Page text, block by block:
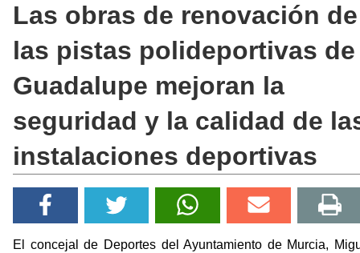
Las obras de renovación de
las pistas polideportivas de
Guadalupe mejoran la
seguridad y la calidad de
instalaciones deportivas
El concejal de Deportes del Ayuntamiento de Murcia,